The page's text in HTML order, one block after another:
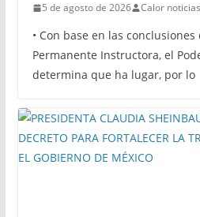
5 de agosto de 2026 Calor noticias
• Con base en las
Permanente Instructora, el
determina que ha lugar, por lo